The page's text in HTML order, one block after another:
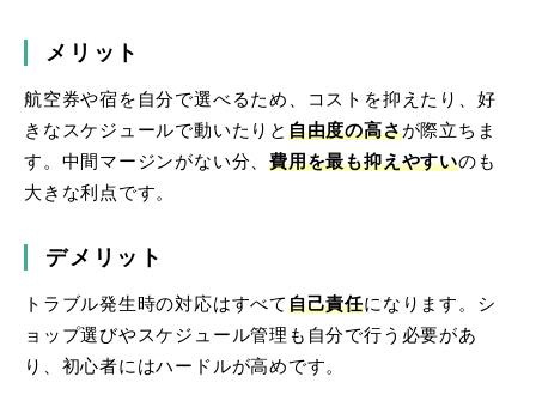
メリット
航空券や宿を自分で選べるため、コストを抑えたり、好
きなスケジュールで動いたりと 自由度の高さが際立ちま
す。中間マージンがない分、費用を最も抑えやすいのも
大きな利点です。
デメリット
トラブル発生時の対応はすべて自己責任になります。シ
ョップ選びやスケジュール管理も自分で行う必要があ
り、初心者にはハードルが高めです。